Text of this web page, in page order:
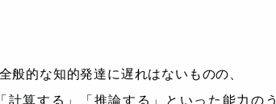
般的な知的発達に遅れはないものの、
計算する」「推論する」といった能力のう